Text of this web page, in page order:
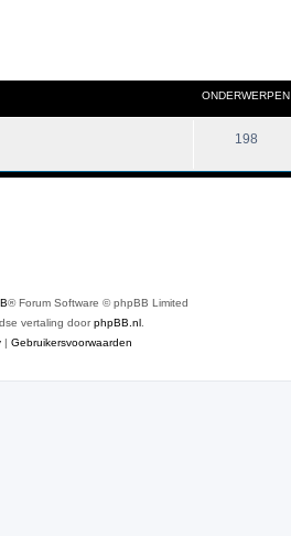
ONDERWERPEN
198
® Forum Software © phpBB Limited
vertaling doorphpBB.nl
| Gebruikersvoorwaarden